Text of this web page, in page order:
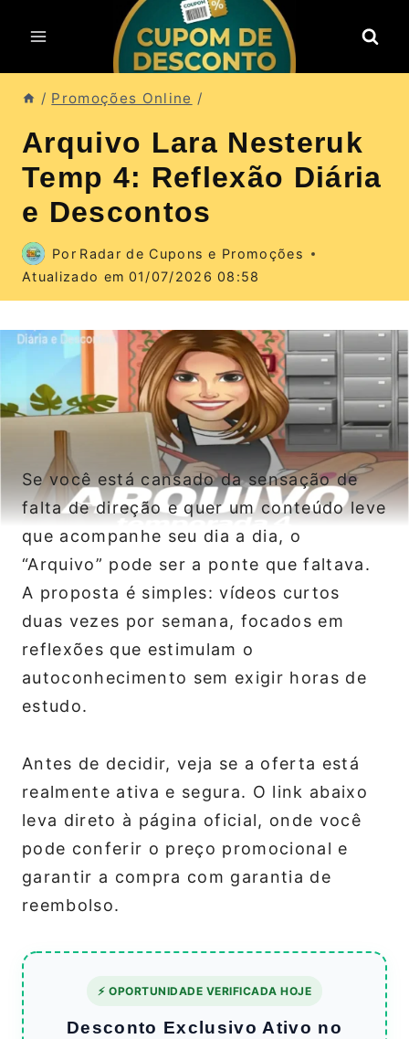
para
o
Conteúdo
/ Promoções Online /
Arquivo Lara Nesteruk
Temp 4: Reflexão Diária
e Descontos
Por Radar de Cupons e Promoções
Atualizado em 01/07/2026 08:58
Se você está cansado da sensação de
falta de direção e quer um conteúdo leve
que acompanhe seu dia a dia, o
“Arquivo” pode ser a ponte que faltava.
A proposta é simples: vídeos curtos
duas vezes por semana, focados em
reflexões que estimulam o
autoconhecimento sem exigir horas de
estudo.
Antes de decidir, veja se a oferta está
realmente ativa e segura. O link abaixo
leva direto à página oficial, onde você
pode conferir o preço promocional e
garantir a compra com garantia de
reembolso.
⚡ OPORTUNIDADE VERIFICADA HOJE
Desconto Exclusivo Ativo no